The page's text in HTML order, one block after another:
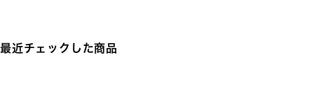
最近チェックした商品